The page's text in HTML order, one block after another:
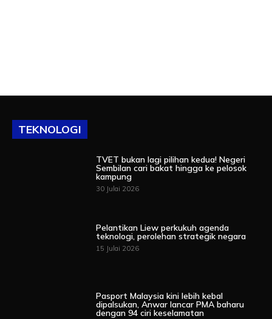
TEKNOLOGI
TVET bukan lagi pilihan kedua! Negeri
Sembilan cari bakat hingga ke pelosok
kampung
30 Julai 2026
Pelantikan Liew perkukuh agenda
teknologi, perolehan strategik negara
15 Julai 2026
Pasport Malaysia kini lebih kebal
dipalsukan, Anwar lancar PMA baharu
dengan 94 ciri keselamatan